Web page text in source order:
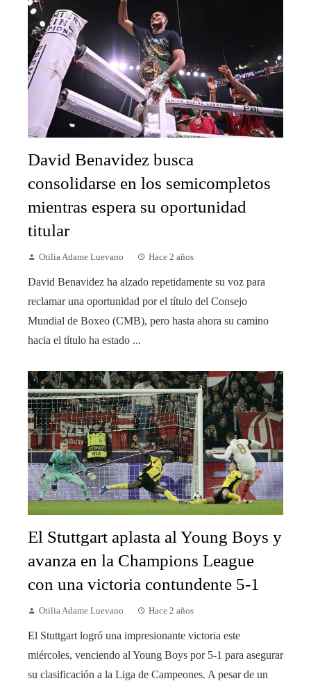
David Benavidez busca
consolidarse en los semicompletos
mientras espera su oportunidad
titular
Otilia Adame Luevano Hace 2 años
David Benavidez ha alzado repetidamente su voz para
reclamar una oportunidad por el título del Consejo
Mundial de Boxeo (CMB), pero hasta ahora su camino
hacia el título ha estado ...
El Stuttgart aplasta al Young Boys y
avanza en la Champions League
con una victoria contundente 5-1
Otilia Adame Luevano Hace 2 años
El Stuttgart logró una impresionante victoria este
miércoles, venciendo al Young Boys por 5-1 para asegurar
su clasificación a la Liga de Campeones. A pesar de un